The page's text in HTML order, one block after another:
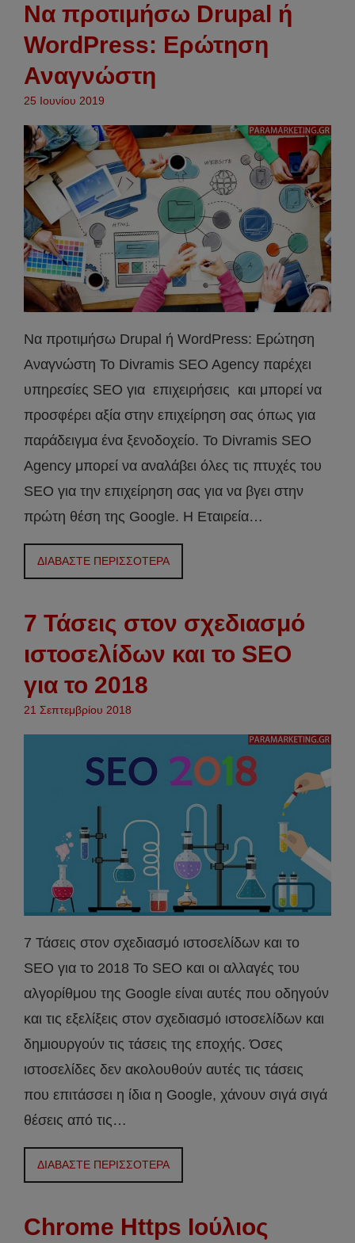
Να προτιμήσω Drupal ή
WordPress: Ερώτηση
Αναγνώστη
25 Ιουνίου 2019
Να προτιμήσω Drupal ή WordPress: Ερώτηση
Αναγνώστη Το Divramis SEO Agency παρέχει
υπηρεσίες SEO για επιχειρήσεις και μπορεί να
προσφέρει αξία στην επιχείρηση σας όπως για
παράδειγμα ένα ξενοδοχείο. Το Divramis SEO
Agency μπορεί να αναλάβει όλες τις πτυχές του
SEO για την επιχείρηση σας για να βγει στην
πρώτη θέση της Google. Η Εταιρεία…
ΔΙΑΒΑΣΤΕ ΠΕΡΙΣΣΟΤΕΡΑ
7 Τάσεις στον σχεδιασμό
ιστοσελίδων και το SEO
για το 2018
21 Σεπτεμβρίου 2018
7 Τάσεις στον σχεδιασμό ιστοσελίδων και το
SEO για το 2018 Το SEO και οι αλλαγές του
αλγορίθμου της Google είναι αυτές που οδηγούν
και τις εξελίξεις στον σχεδιασμό ιστοσελίδων και
δημιουργούν τις τάσεις της εποχής. Όσες
ιστοσελίδες δεν ακολουθούν αυτές τις τάσεις
που επιτάσσει η ίδια η Google, χάνουν σιγά σιγά
θέσεις από τις…
ΔΙΑΒΑΣΤΕ ΠΕΡΙΣΣΟΤΕΡΑ
Chrome Https Ιούλιος